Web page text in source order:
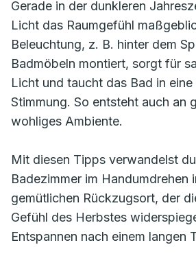
Gerade in der dunkleren
Licht das Raumgefühl
Beleuchtung, z. B. hinter dem
Badmöbeln montiert, sorgt für
Licht und taucht das Bad in
Stimmung. So entsteht auch an
wohliges Ambiente.
Mit diesen Tipps verwandelst
Badezimmer im Handumdrehen
gemütlichen Rückzugsort, der
Gefühl des Herbstes
Entspannen nach einem langen